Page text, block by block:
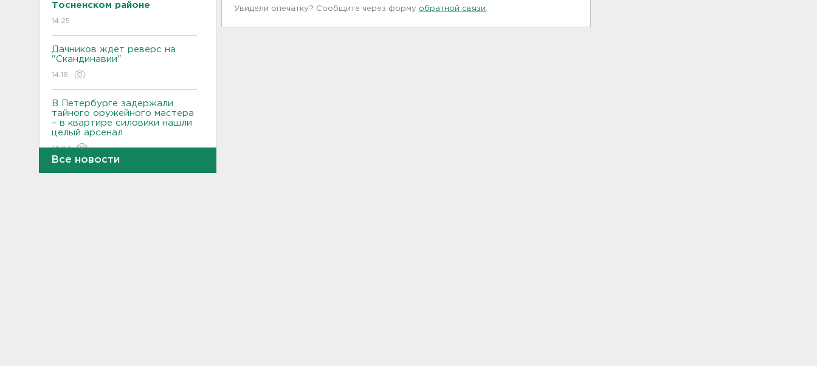
Тосненском районе
14:25
Дачников ждет реверс на
"Скандинавии"
14:18
В Петербурге задержали
тайного оружейного мастера
– в квартире силовики нашли
целый арсенал
14:07
Все новости
Увидели опечатку? Сообщите через форму обратной связи